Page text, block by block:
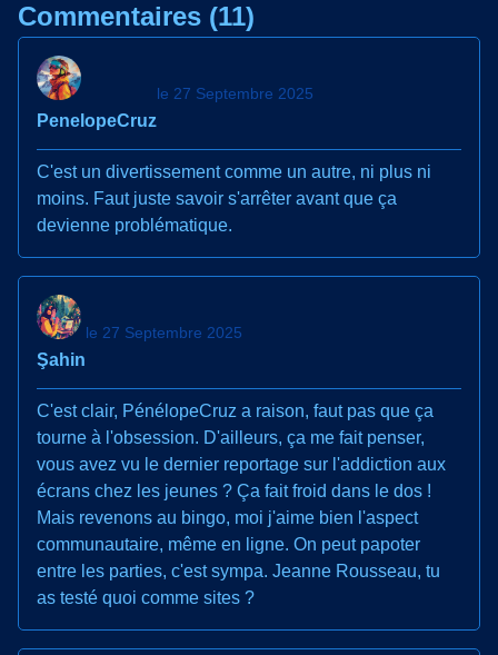
Commentaires (11)
PenelopeCruz
le 27 Septembre 2025
C'est un divertissement comme un autre, ni plus ni
moins. Faut juste savoir s'arrêter avant que ça
devienne problématique.
Şahin
le 27 Septembre 2025
C'est clair, PénélopeCruz a raison, faut pas que ça
tourne à l'obsession. D'ailleurs, ça me fait penser,
vous avez vu le dernier reportage sur l'addiction aux
écrans chez les jeunes ? Ça fait froid dans le dos !
Mais revenons au bingo, moi j'aime bien l'aspect
communautaire, même en ligne. On peut papoter
entre les parties, c'est sympa. Jeanne Rousseau, tu
as testé quoi comme sites ?